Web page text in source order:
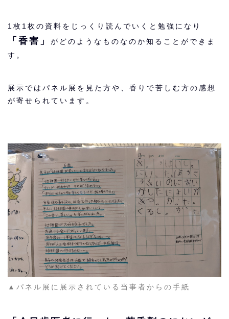
1枚1枚の資料をじっくり読んでいくと勉強になり
「香害」
がどのようなものなのか知ることができま
す。
展示ではパネル展を見た方や、香りで苦しむ方の感想
が寄せられています。
▲パネル展に展示されている当事者からの手紙